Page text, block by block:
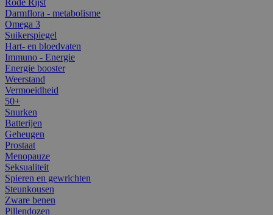
Darmflora - metabolisme
Omega 3
Suikerspiegel
Hart- en bloedvaten
Immuno - Energie
Energie booster
Weerstand
Vermoeidheid
50+
Snurken
Batterijen
Geheugen
Prostaat
Menopauze
Seksualiteit
Spieren en gewrichten
Steunkousen
Zware benen
Pillendozen